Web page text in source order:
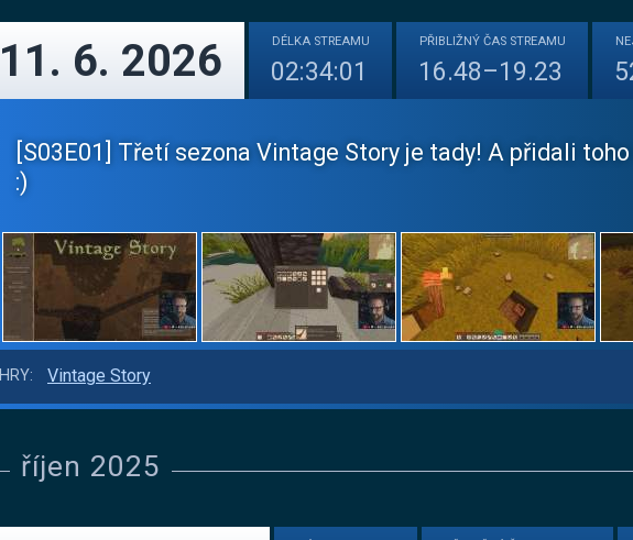
11. 6. 2026 DÉLKA STREAMU
02:34:01
PŘIBLIŽNÝ ČAS STREAMU
16.48–19.23
[S03E01] Třetí sezona Vintage Story je tady! A přidali
:)
HRY: Vintage Story
říjen 2025